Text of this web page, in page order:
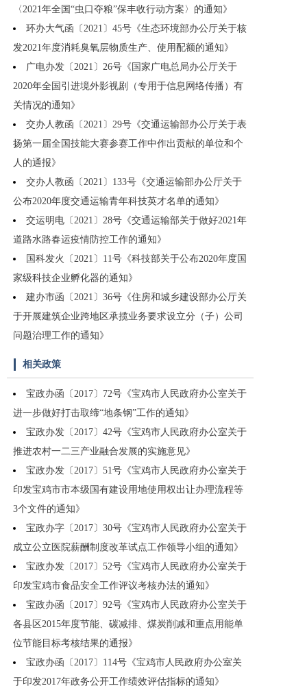
〈2021年全国“虫口夺粮”保丰收行动方案〉的通知》
环办大气函〔2021〕45号《生态环境部办公厅关于核
发2021年度消耗臭氧层物质生产、使用配额的通知》
广电办发〔2021〕26号《国家广电总局办公厅关于
2020年全国引进境外影视剧（专用于信息网络传播）有
关情况的通知》
交办人教函〔2021〕29号《交通运输部办公厅关于表
扬第一届全国技能大赛参赛工作中作出贡献的单位和个
人的通报》
交办人教函〔2021〕133号《交通运输部办公厅关于
公布2020年度交通运输青年科技英才名单的通知》
交运明电〔2021〕28号《交通运输部关于做好2021年
道路水路春运疫情防控工作的通知》
国科发火〔2021〕11号《科技部关于公布2020年度国
家级科技企业孵化器的通知》
建办市函〔2021〕36号《住房和城乡建设部办公厅关
于开展建筑企业跨地区承揽业务要求设立分（子）公司
问题治理工作的通知》
相关政策
宝政办函〔2017〕72号《宝鸡市人民政府办公室关于
进一步做好打击取缔“地条钢”工作的通知》
宝政办发〔2017〕42号《宝鸡市人民政府办公室关于
推进农村一二三产业融合发展的实施意见》
宝政办发〔2017〕51号《宝鸡市人民政府办公室关于
印发宝鸡市市本级国有建设用地使用权出让办理流程等
3个文件的通知》
宝政办字〔2017〕30号《宝鸡市人民政府办公室关于
成立公立医院薪酬制度改革试点工作领导小组的通知》
宝政办发〔2017〕52号《宝鸡市人民政府办公室关于
印发宝鸡市食品安全工作评议考核办法的通知》
宝政办函〔2017〕92号《宝鸡市人民政府办公室关于
各县区2015年度节能、碳减排、煤炭削减和重点用能单
位节能目标考核结果的通报》
宝政办函〔2017〕114号《宝鸡市人民政府办公室关
于印发2017年政务公开工作绩效评估指标的通知》